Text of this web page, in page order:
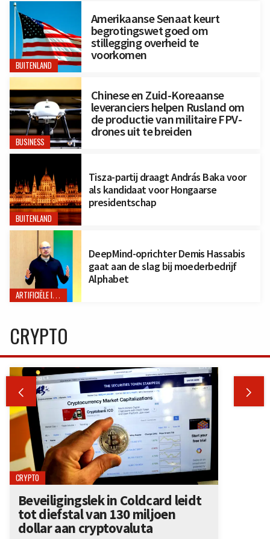
BUITENLAND
Amerikaanse Senaat keurt
begrotingswet goed om
stillegging overheid te
voorkomen
BUSINESS
Chinese en Zuid-Koreaanse
leveranciers helpen Rusland om
de productie van militaire FPV-
drones uit te breiden
BUITENLAND
Tisza-partij draagt András Baka voor
als kandidaat voor Hongaarse
presidentschap
ARTIFICIËLE INTELLIGENTIE
DeepMind-oprichter Demis Hassabis
gaat aan de slag bij moederbedrijf
Alphabet
CRYPTO
 
CRYPTO
Beveiligingslek in Coldcard leidt
tot diefstal van 130 miljoen
dollar aan cryptovaluta